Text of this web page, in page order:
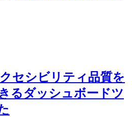
セシビリティ品質を
るダッシュボードツ